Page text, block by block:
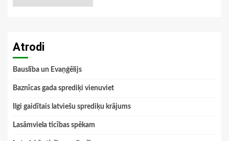
Atrodi
Bauslība un Evaņģēlijs
Baznīcas gada sprediķi vienuviet
Ilgi gaidītais latviešu sprediķu krājums
Lasāmviela ticības spēkam